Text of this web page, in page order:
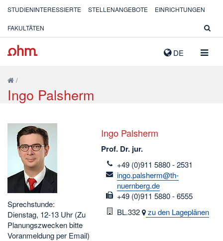
DE
STUDIENINTERESSIERTE STELLENANGEBOTE EINRICHTUNGEN
FAKULTÄTEN
/
Ingo Palsherm
Sprechstunde:
Dienstag, 12-13 Uhr (Zu
Planungszwecken bitte
Voranmeldung per Email)
Ingo Palsherm
Prof. Dr. jur.
telefon
+49 (0)911 5880 - 2531
email
ingo.palsherm@th-
nuernberg.de
fax
+49 (0)911 5880 - 6555
Raum
BL.332 zu den Lageplänen